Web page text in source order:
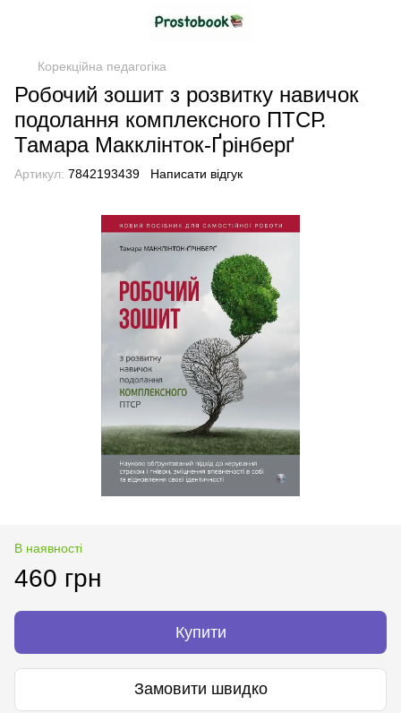
Корекційна педагогіка
Робочий зошит з розвитку навичок
подолання комплексного ПТСР.
Тамара Макклінток-Ґрінберґ
Артикул: 7842193439 Написати відгук
В наявності
460 грн
Купити
Замовити швидко